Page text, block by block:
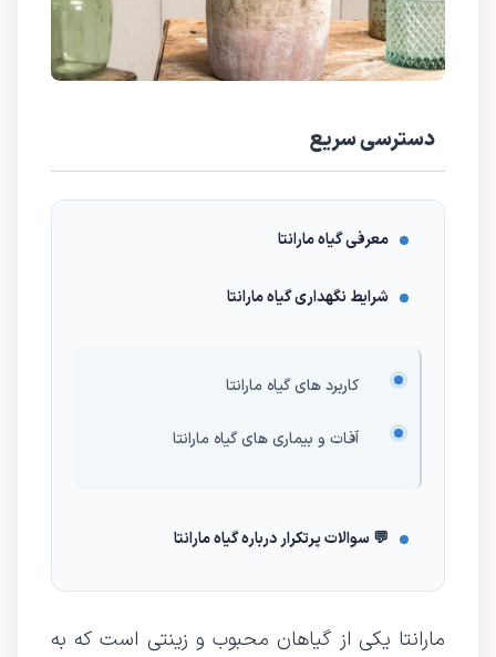
دسترسی سریع
معرفی گیاه مارانتا
شرایط نگهداری گیاه مارانتا
کاربرد های گیاه مارانتا
آفات و بیماری های گیاه مارانتا
💬 سوالات پرتکرار درباره گیاه مارانتا
مارانتا یکی از گیاهان محبوب و زینتی است که به